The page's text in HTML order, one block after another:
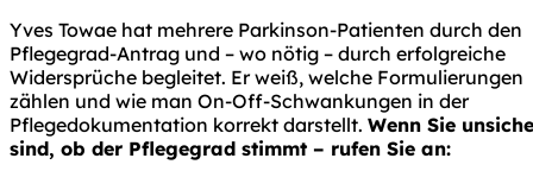
Yves Towae hat mehrere Parkinson-Patienten durch den
Pflegegrad-Antrag und – wo nötig – durch erfolgreiche
Widersprüche begleitet. Er weiß, welche Formulierungen
zählen und wie man On-Off-Schwankungen in der
Pflegedokumentation korrekt darstellt. Wenn Sie
sind, ob der Pflegegrad stimmt – rufen Sie an: